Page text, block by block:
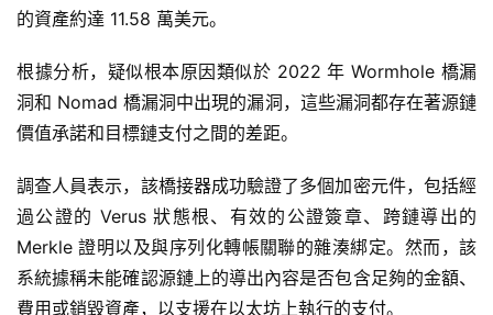
的資產約達 11.58 萬美元。
根據分析，疑似根本原因類似於 2022 年 Wormhole 橋漏
洞和 Nomad 橋漏洞中出現的漏洞，這些漏洞都存在著源鏈
價值承諾和目標鏈支付之間的差距。
調查人員表示，該橋接器成功驗證了多個加密元件，包括經
過公證的 Verus 狀態根、有效的公證簽章、跨鏈導出的
Merkle 證明以及與序列化轉帳關聯的雜湊綁定。然而，該
系統據稱未能確認源鏈上的導出內容是否包含足夠的金額、
費用或銷毀資產，以支援在以太坊上執行的支付。